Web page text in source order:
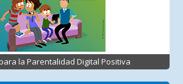
la Parentalidad Digital Positiva